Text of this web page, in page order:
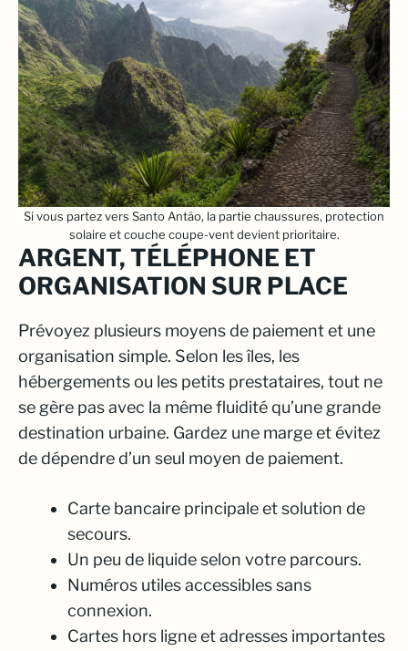
Si vous partez vers Santo Antão, la partie chaussures, protection
solaire et couche coupe-vent devient prioritaire.
ARGENT, TÉLÉPHONE ET
ORGANISATION SUR PLACE
Prévoyez plusieurs moyens de paiement et une
organisation simple. Selon les îles, les
hébergements ou les petits prestataires, tout ne
se gère pas avec la même fluidité qu’une grande
destination urbaine. Gardez une marge et évitez
de dépendre d’un seul moyen de paiement.
Carte bancaire principale et solution de
secours.
Un peu de liquide selon votre parcours.
Numéros utiles accessibles sans
connexion.
Cartes hors ligne et adresses importantes